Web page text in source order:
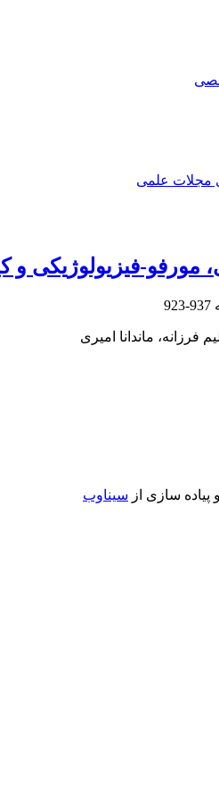
مجلات علمی
مورفو-فیزیولوژیکی
937-923
ماندانا امیری
سازی از سیناوب